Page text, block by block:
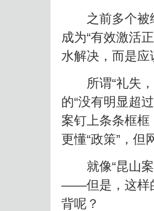
之前多个被纳
成为“有效激活
水解决，而是
所谓“礼失，
的“没有明显超
案钉上条条框
更懂“政策”，但
就像“昆山案”
——但是，这样
背呢？